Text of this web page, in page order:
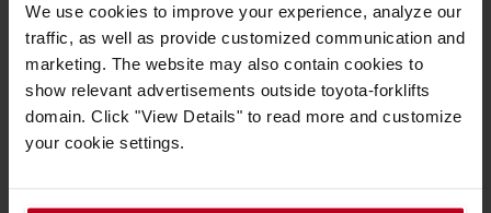
We use cookies to improve your experience, analyze our
traffic, as well as provide customized communication and
marketing. The website may also contain cookies to
show relevant advertisements outside toyota-forklifts
domain. Click "View Details" to read more and customize
your cookie settings.
Sicheres Manövrieren auf engem Raum mit Click-2-Creep
bei senkrecht stehender Deichsel. Zweimal den
Fahrschalter betätigen und das Gerät fährt sicher und
platzsparend mit reduzierter Geschwindigkeit.